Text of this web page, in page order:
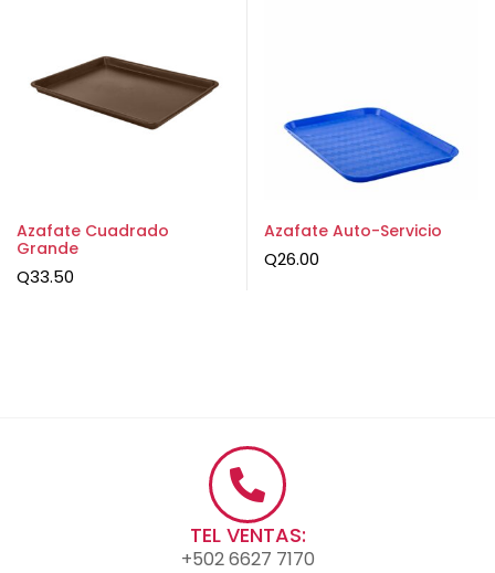
Azafate Cuadrado
Grande
Q33.50
Azafate Auto-Servicio
Q26.00
TEL VENTAS:
+502 6627 7170